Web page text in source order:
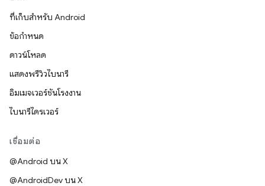
ที่เก็บสำหรับ Android
ข้อกำหนด
ดาวน์โหลด
แสดงพรีวิวไบนารี
อิมเมจเวอร์ชันโรงงาน
ไบนารีไดรเวอร์
เชื่อมต่อ
@Android บน X
@AndroidDev บน X